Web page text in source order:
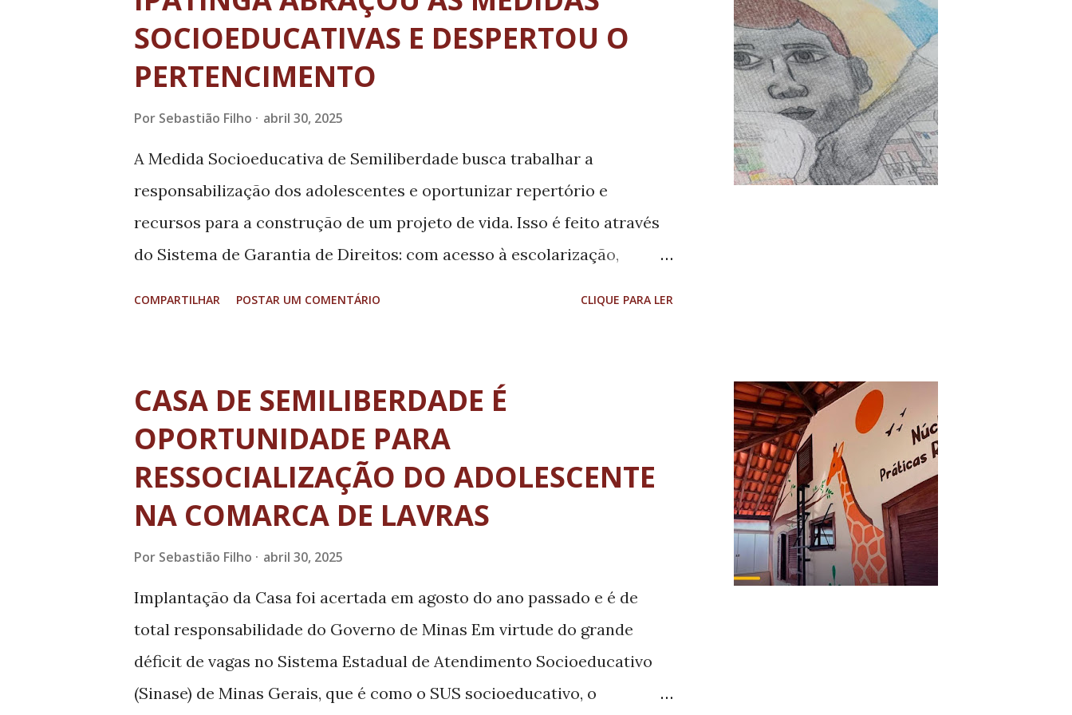
SOCIOEDUCATIVAS E DESPERTOU O
PERTENCIMENTO
Por Sebastião Filho abril 30, 2025
A Medida Socioeducativa de Semiliberdade busca trabalhar a
responsabilização dos adolescentes e oportunizar repertório e
recursos para a construção de um projeto de vida. Isso é feito através
do Sistema de Garantia de Direitos: com acesso à escolarização,
Socioeducativo (Suase), da Secretaria de Estado de Justiça e Segurança
Pública (Sejusp), em parceria com o PEMSE - Polo de Evolução de
Medida Socioeducativa. Mais a parceria com o município é de
fundamental importância. É o caso de Ipatinga. Há cinco instalada na
cidade do Vale do Aço, a Casa de Semiliberdade de Ipatinga, hoje, é um
ganharam espaço na Biblioteca Pública Zumbi dos Palmares, localizada
no centro ...
COMPARTILHAR POSTAR UM COMENTÁRIO CLIQUE PARA LER
CASA DE SEMILIBERDADE É
OPORTUNIDADE PARA
RESSOCIALIZAÇÃO DO ADOLESCENTE
NA COMARCA DE LAVRAS
Por Sebastião Filho abril 30, 2025
Implantação da Casa foi acertada em agosto do ano passado e é de
total responsabilidade do Governo de Minas Em virtude do grande
déficit de vagas no Sistema Estadual de Atendimento Socioeducativo
(Sinase) de Minas Gerais, que é como o SUS socioeducativo, o